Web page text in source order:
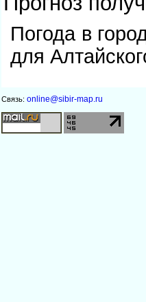
Погода в
для
Связь: online@sibir-map.ru